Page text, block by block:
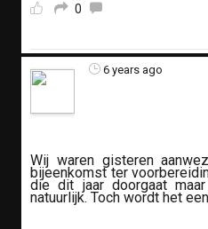
0
6 years ago
Wij waren gisteren
bijeenkomst ter
die dit jaar doorgaat
natuurlijk. Toch wordt het